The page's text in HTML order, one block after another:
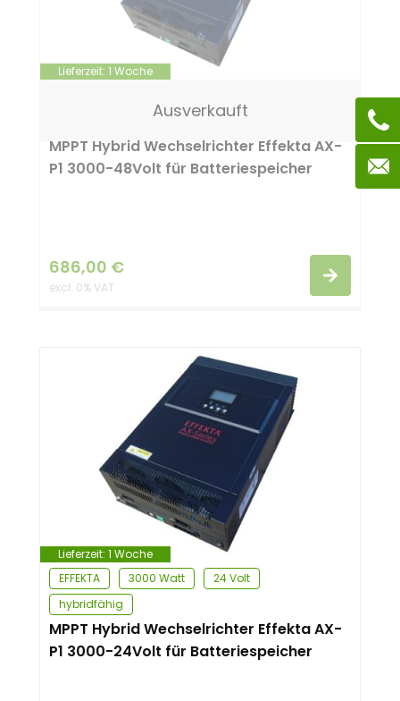
Lieferzeit: 1 Woche
Ausverkauft
MPPT Hybrid Wechselrichter Effekta AX-
P1 3000-48Volt für Batteriespeicher
686,00 €
excl. 0% VAT
Lieferzeit: 1 Woche
EFFEKTA
3000 Watt
24 Volt
hybridfähig
MPPT Hybrid Wechselrichter Effekta AX-
P1 3000-24Volt für Batteriespeicher